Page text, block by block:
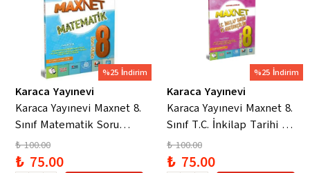
%25 İndirim
Karaca Yayınevi
Karaca Yayınevi Maxnet 8.
Sınıf Matematik Soru
Kitabı
₺ 100.00
₺ 75.00
%25 İndirim
Karaca Yayınevi
Karaca Yayınevi Maxnet 8.
Sınıf T.C. İnkilap Tarihi ve
Atatürkçülük Soru Kitabı
₺ 100.00
₺ 75.00